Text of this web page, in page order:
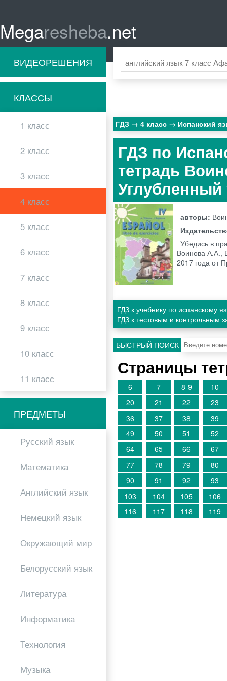
Megaresheba.net
ВИДЕОРЕШЕНИЯ
КЛАССЫ
1 класс
2 класс
3 класс
4 класс
5 класс
6 класс
7 класс
8 класс
9 класс
10 класс
11 класс
ПРЕДМЕТЫ
Русский язык
Математика
Английский язык
Немецкий язык
Окружающий мир
Белорусский язык
Литература
Информатика
Технология
Музыка
ГДЗ 4 класс Испанский
ГДЗ по
тетрадь
авторы:
Убедись в
Воинова А.А.,
2017 года от
ГДЗ к учебнику по испанскому
ГДЗ к тестовым и контрольным
БЫСТРЫЙ ПОИСК
Страницы
6 7 8-9
10
20
21 22
23
36
37 38
39
49
50 51
52
64
65 66
67
77
78 79
80
90
91 92
93
103
104 105
106
116
117 118 119